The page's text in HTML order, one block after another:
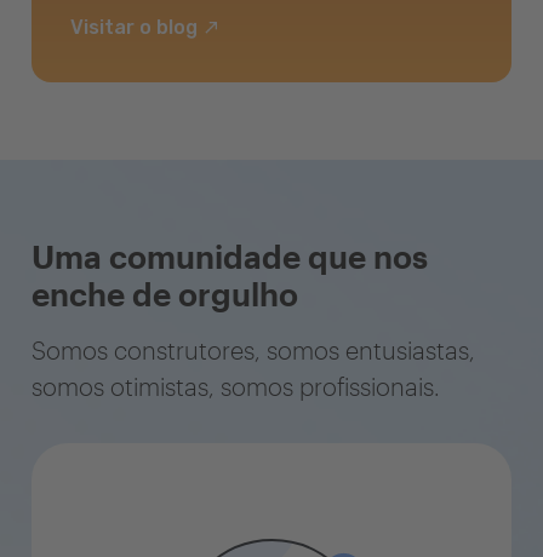
Visitar o blog
Uma comunidade que nos
enche de orgulho
Somos construtores, somos entusiastas,
somos otimistas, somos profissionais.